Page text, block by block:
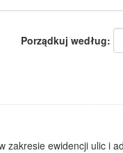
Porządkuj według
zakresie ewidencji ulic i